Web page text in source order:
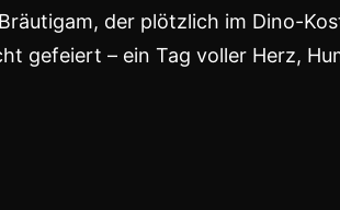
der plötzlich im Dino-
gefeiert – ein Tag voller Herz,